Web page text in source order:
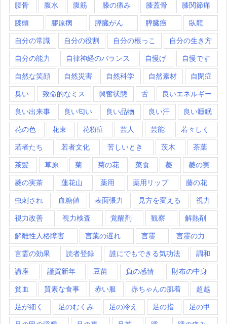
腰骨 腹水 腹筋 膝の痛み 膝蓋骨 膝関節痛
膝頭 膠原病 膵臓がん 膵臓癌 臥龍
自分の常識 自分の役割 自分の根っこ 自分の生き方
自分の能力 自律神経のバランス 自慢げ 自慢です
自然な笑顔 自然災害 自然科学 自然素材 自閉症
臭い 致命的なミス 興奮状態 舌 良いエネルギー
良い出来事 良い匂い 良い品物 良い汗 良い睡眠
花の色 花束 花粉症 芸人 芸能 若々しく
若者たち 若者文化 苦しいとき 茨木 茶葉
茶髪 草原 菊 菊の花 菜食 菱 菱の実
菱の実茶 蓮花山 薬用 薬用リップ 藤の花
虫刺され 血糖値 表面張力 見方を変える 視力
視力改善 視力検査 覚醒剤 観察 解熱剤
解離性人格障害 言葉の遅れ 言霊 言霊の力
言霊の効果 読者登録 誰にでもできる気功法 調和
講座 謹賀新年 豆苗 負の感情 財布の中身
貧血 質素な食事 赤い服 赤ちゃんの肌着 超越
足が細く 足のむくみ 足の冷え 足の指 足の甲